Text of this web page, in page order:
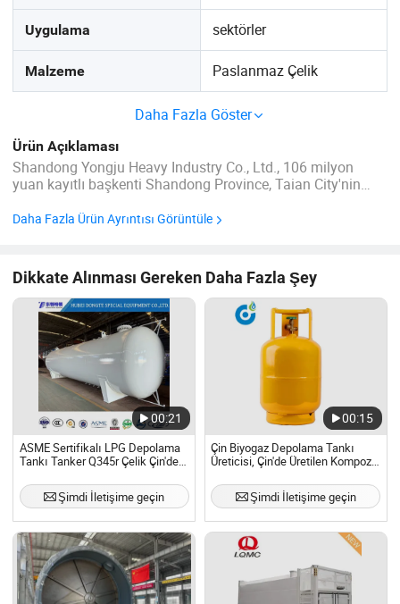
Uygulama sektörler
Malzeme Paslanmaz Çelik
Daha Fazla Göster
Ürün Açıklaması
Shandong Yongju Heavy Industry Co., Ltd., 106 milyon
yuan kayıtlı başkenti Shandong Province, Taian City'nin
Taian, Shandong ve Huludao, Liaoning, A1 ve A2 basınçlı
Daha Fazla Ürün Ayrıntısı Görüntüle
Dikkate Alınması Gereken Daha Fazla Şey
00:21
ASME Sertifikalı LPG Depolama
Tankı Tanker Q345r Çelik Çin'de
için
Şimdi İletişime geçin
00:15
Çin Biyogaz Depolama Tankı
Üreticisi, Çin'de Üretilen Kompozit
Tankı Satışı
Şimdi İletişime geçin